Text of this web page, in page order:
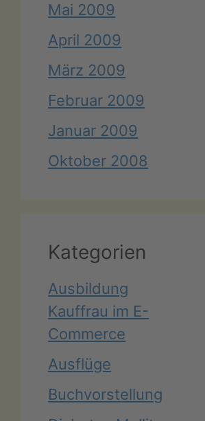
Mai 2009
April 2009
März 2009
Februar 2009
Januar 2009
Oktober 2008
Kategorien
Ausbildung
Kauffrau im E-
Commerce
Ausflüge
Buchvorstellung